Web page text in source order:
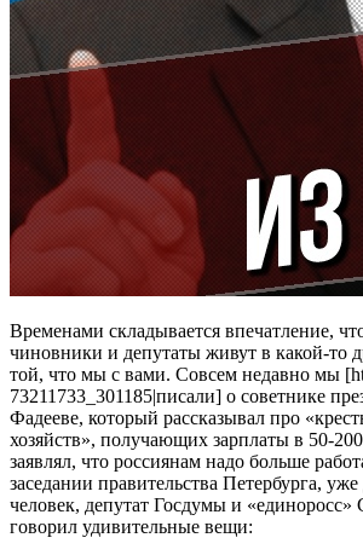
Временами складывается впечатление,
чиновники и депутаты живут в какой-то
той, что мы с вами. Совсем недавно мы
73211733_301185|писали] о советнике
Фадееве, который рассказывал про
хозяйств», получающих зарплаты в 50-
заявлял, что россиянам надо больше
заседании правительства Петербурга,
человек, депутат Госдумы и «единоросс»
говорил удивительные вещи: